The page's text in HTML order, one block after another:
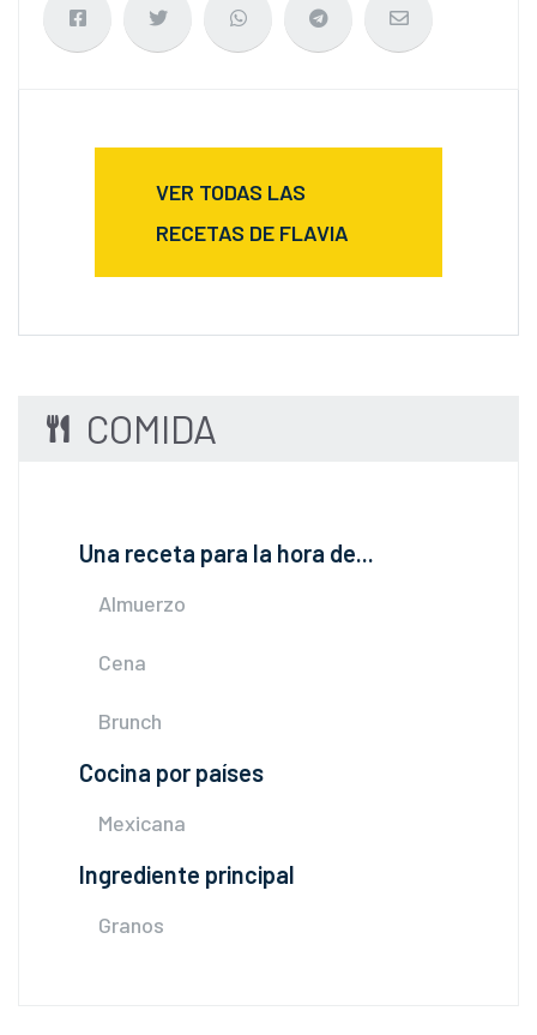
VER TODAS LAS
RECETAS DE FLAVIA
COMIDA
Una receta para la hora de...
Almuerzo
Cena
Brunch
Cocina por países
Mexicana
Ingrediente principal
Granos